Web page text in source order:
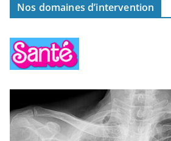
Nos domaines d’intervention